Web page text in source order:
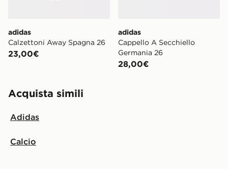
adidas
Calzettoni Away Spagna 26
23,00€
adidas
Cappello A Secchiello
Germania 26
28,00€
Acquista simili
Adidas
Calcio